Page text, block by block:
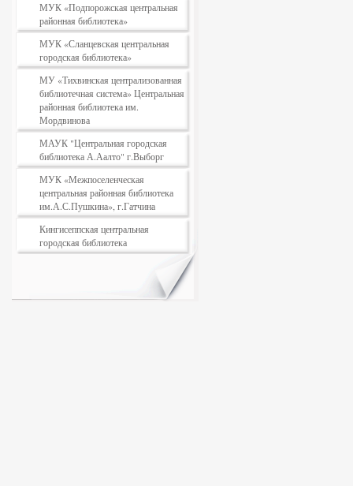
МУК «Подпорожская центральная
районная библиотека»
МУК «Сланцевская центральная
городская библиотека»
МУ «Тихвинская централизованная
библиотечная система» Центральная
районная библиотека им.
Мордвинова
МАУК "Центральная городская
библиотека А.Аалто" г.Выборг
МУК «Межпоселенческая
центральная районная библиотека
им.А.С.Пушкина», г.Гатчина
Кингисеппская центральная
городская библиотека